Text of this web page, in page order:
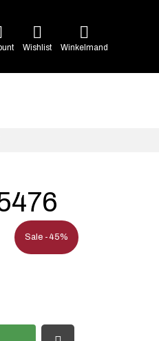
Wishlist Winkelmand
Sale -45%